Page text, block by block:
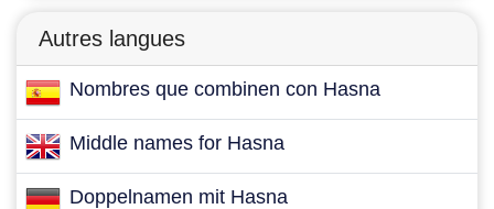
Autres langues
Nombres que combinen con Hasna
Middle names for Hasna
Doppelnamen mit Hasna